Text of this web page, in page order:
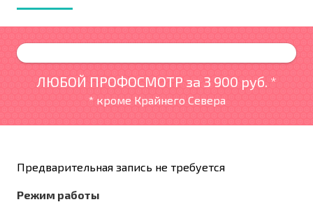
ЛЮБОЙ ПРОФОСМОТР за 3 900 руб. *
* кроме Крайнего Севера
Предварительная запись не требуется
Режим работы